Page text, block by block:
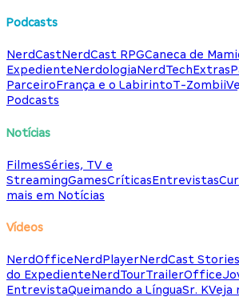
Podcasts
NerdCastNerdCast RPGCaneca de
ExpedienteNerdologiaNerdTechExtras
ParceiroFrança e o LabirintoT-Zombii
Podcasts
Notícias
FilmesSéries, TV e
StreamingGamesCríticasEntrevistas
mais em Notícias
Vídeos
NerdOfficeNerdPlayerNerdCast Stories
do ExpedienteNerdTourTrailerOffice
EntrevistaQueimando a LínguaSr. KVeja